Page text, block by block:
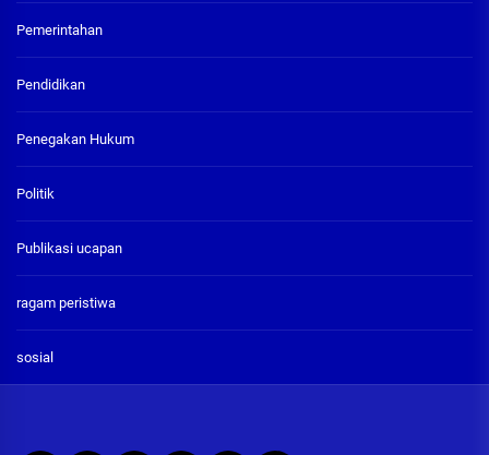
Pemerintahan
Pendidikan
Penegakan Hukum
Politik
Publikasi ucapan
ragam peristiwa
sosial